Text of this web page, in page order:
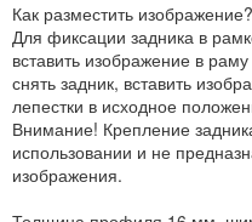
Как разместить изображение?
Для фиксации задника в
вставить изображение в
снять задник, вставить
лепестки в исходное
Внимание! Крепление
использовании и не
изображения.